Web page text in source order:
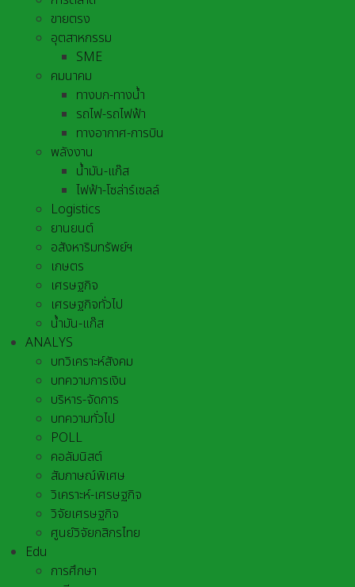
ขายตรง
อุตสาหกรรม
SME
คมนาคม
ทางบก-ทางน้ำ
รถไฟ-รถไฟฟ้า
ทางอากาศ-การบิน
พลังงาน
น้ำมัน-แก๊ส
ไฟฟ้า-โซล่าร์เซลล์
Logistics
ยานยนต์
อสังหาริมทรัพย์ฯ
เกษตร
เศรษฐกิจ
เศรษฐกิจทั่วไป
น้ำมัน-แก๊ส
ANALYS
บทวิเคราะห์สังคม
บทความการเงิน
บริหาร-จัดการ
บทความทั่วไป
POLL
คอลัมนิสต์
สัมภาษณ์พิเศษ
วิเคราะห์-เศรษฐกิจ
วิจัยเศรษฐกิจ
ศูนย์วิจัยกสิกรไทย
Edu
การศึกษา